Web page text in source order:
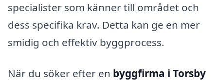
specialister som känner till området och
dess specifika krav. Detta kan ge en mer
smidig och effektiv byggprocess.
När du söker efter en byggfirma i Torsby